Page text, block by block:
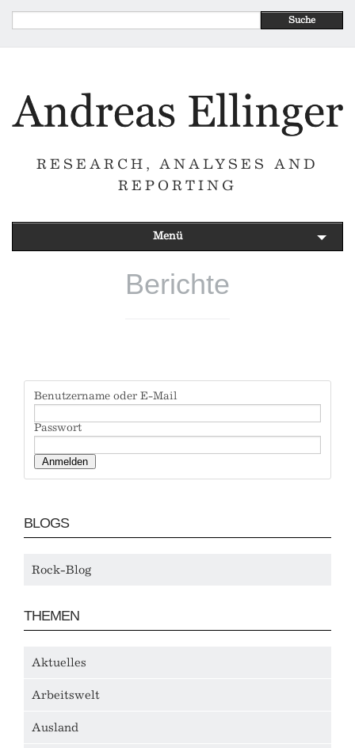
Suche
RESEARCH, ANALYSES AND
REPORTING
Menü
Berichte
Benutzername oder E-Mail
Passwort
BLOGS
Rock-Blog
THEMEN
Aktuelles
Arbeitswelt
Ausland